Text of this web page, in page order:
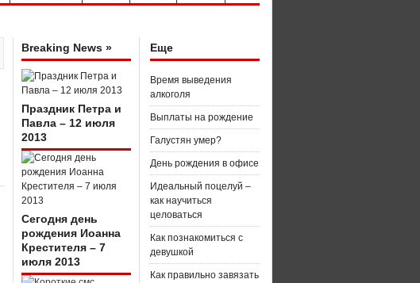
Breaking News »
Праздник Петра и
Павла – 12 июля
2013
Сегодня день
рождения Иоанна
Крестителя – 7
июля 2013
Еще
Время выведения
алкоголя
Выплаты на рождение
Галустян умер?
День рождения в офисе
Идеальный поцелуй –
как научиться
целоваться
Как познакомиться с
девушкой
Как правильно завязать